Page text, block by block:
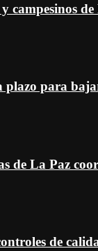
campesinos
para
de La Paz
de